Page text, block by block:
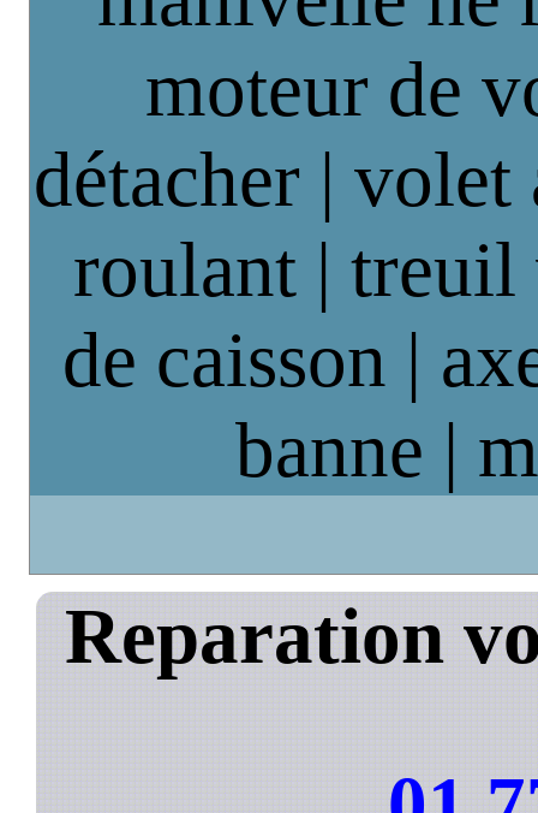
moteur de
détacher | volet
roulant |
de caisson |
banne |
Reparation